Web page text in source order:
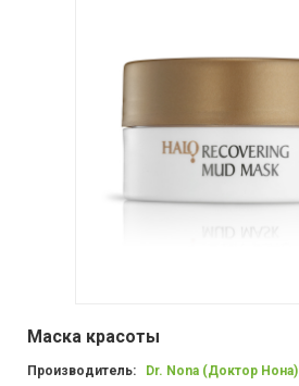
Маска красоты
Производитель:
Dr. Nona (Доктор Нона)